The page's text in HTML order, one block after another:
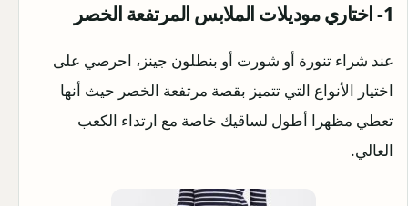
1- اختاري موديلات الملابس المرتفعة الخصر
عند شراء تنورة أو شورت أو بنطلون جينز، احرصي على
اختيار الأنواع التي تتميز بقصة مرتفعة الخصر حيث أنها
تعطي مظهرا أطول لساقيك خاصة مع ارتداء الكعب
العالي.